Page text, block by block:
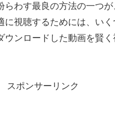
わす最良の方法の一つ
視聴するためには、い
ンロードした動画を賢
スポンサーリンク